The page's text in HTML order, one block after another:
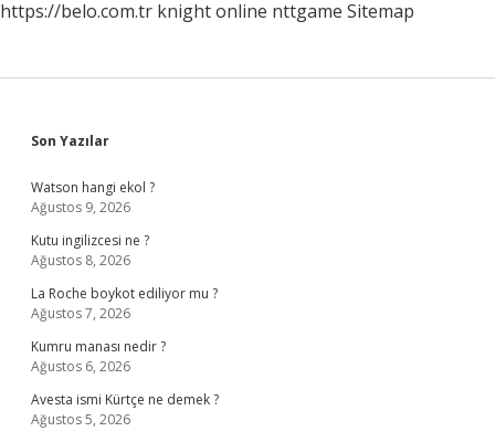
https://belo.com.tr knight online nttgame Sitemap
Sidebar
Son Yazılar
Watson hangi ekol ?
Ağustos 9, 2026
Kutu ingilizcesi ne ?
Ağustos 8, 2026
La Roche boykot ediliyor mu ?
Ağustos 7, 2026
Kumru manası nedir ?
Ağustos 6, 2026
Avesta ismi Kürtçe ne demek ?
Ağustos 5, 2026